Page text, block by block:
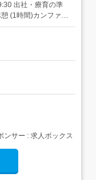
出社・療育の準
(1時間)カンファレ
5コマ目18:00 記
...
ンサー : 求人ボックス